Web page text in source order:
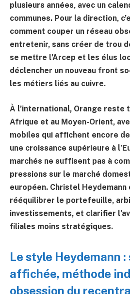
plusieurs années, avec un
communes. Pour la direction,
comment couper un réseau
entretenir, sans créer de trou
se mettre l’Arcep et les élus
déclencher un nouveau front
les métiers liés au cuivre.
À l’international, Orange reste
Afrique et au Moyen-Orient,
mobiles qui affichent encore
une croissance supérieure à
marchés ne suffisent pas à
pressions sur le marché
européen. Christel Heydemann
rééquilibrer le portefeuille,
investissements, et clarifier
filiales moins stratégiques.
Le style Heydemann
affichée, méthode
obsession du